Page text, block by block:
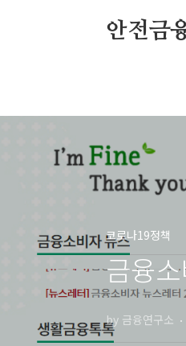
안전금
코로나19정책
금융
by 금융연구소